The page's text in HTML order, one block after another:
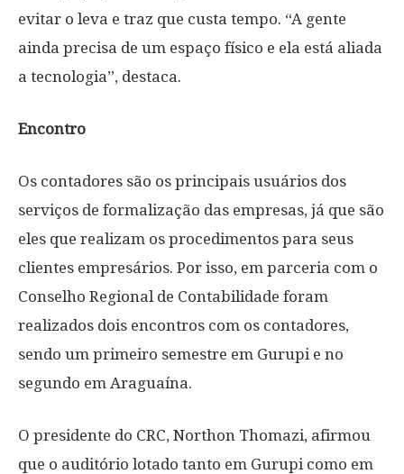
evitar o leva e traz que custa tempo. “A gente
ainda precisa de um espaço físico e ela está aliada
a tecnologia”, destaca.
Encontro
Os contadores são os principais usuários dos
serviços de formalização das empresas, já que são
eles que realizam os procedimentos para seus
clientes empresários. Por isso, em parceria com o
Conselho Regional de Contabilidade foram
realizados dois encontros com os contadores,
sendo um primeiro semestre em Gurupi e no
segundo em Araguaína.
O presidente do CRC, Northon Thomazi, afirmou
que o auditório lotado tanto em Gurupi como em